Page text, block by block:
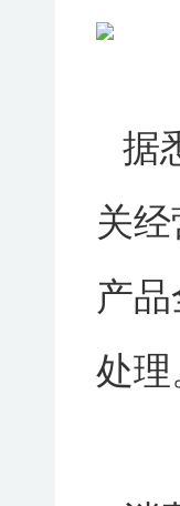
据
关
产
处理